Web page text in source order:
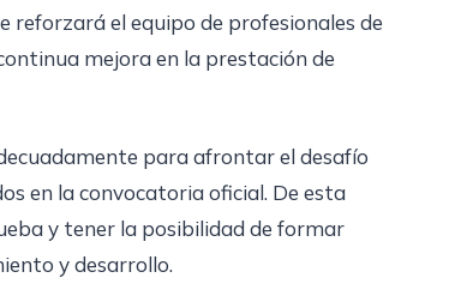
reforzará el equipo de profesionales de
mejora en la prestación de
para afrontar el desafío
en la convocatoria oficial. De esta
y tener la posibilidad de formar
y desarrollo.